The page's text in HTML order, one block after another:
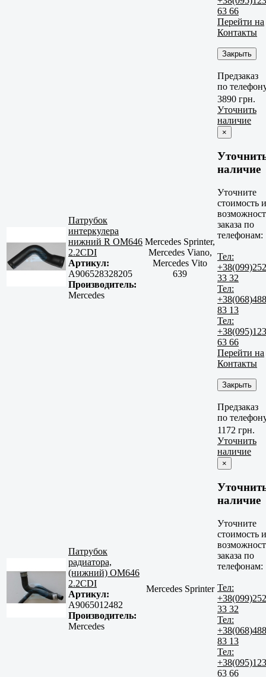
63 66
Перейти на
Контакты
Закрыть
Предзаказ
по
Патрубок
интеркулера
нижний R OM646
2.2CDI
Артикул:
A906528328205
Производитель:
Mercedes
Mercedes Sprinter,
Mercedes Viano,
Mercedes Vito
639
3890 грн.
Уточнить
наличие
×
наличие
Уточните
стоимость и
заказа по
телефонам:
Тел:
+38(099)252
33 32
Тел:
+38(068)488
83 13
Тел:
+38(095)123
63 66
Перейти на
Контакты
Закрыть
Предзаказ
по
Патрубок
радиатора,
(нижний) OM646
2.2CDI
Артикул:
A9065012482
Производитель:
Mercedes
Mercedes Sprinter
1172 грн.
Уточнить
наличие
×
наличие
Уточните
стоимость и
заказа по
телефонам:
Тел:
+38(099)252
33 32
Тел:
+38(068)488
83 13
Тел:
+38(095)123
63 66